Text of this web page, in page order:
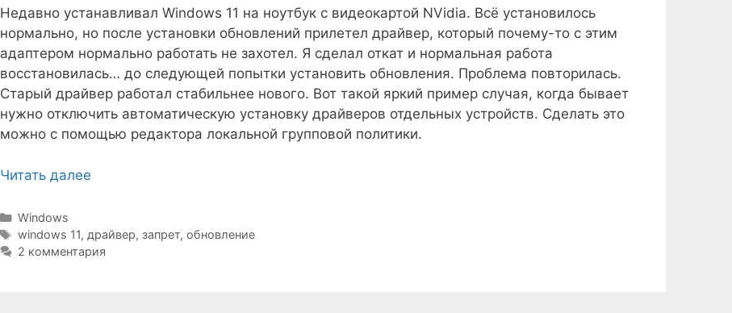
Недавно устанавливал Windows 11 на ноутбук с видеокартой NVidia. Всё установилось
нормально, но после установки обновлений прилетел драйвер, который почему-то с этим
адаптером нормально работать не захотел. Я сделал откат и нормальная работа
восстановилась… до следующей попытки установить обновления. Проблема повторилась.
Старый драйвер работал стабильнее нового. Вот такой яркий пример случая, когда бывает
нужно отключить автоматическую установку драйверов отдельных устройств. Сделать это
можно с помощью редактора локальной групповой политики.
Читать далее
Рубрики
Windows
Метки
windows 11, драйвер, запрет, обновление
2 комментария